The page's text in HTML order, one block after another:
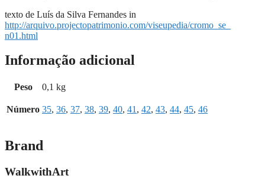
texto de Luís da Silva Fernandes in
http://arquivo.projectopatrimonio.com/viseupedia/cromo_se_
n01.html
Informação adicional
Peso 0,1 kg
Número 35, 36, 37, 38, 39, 40, 41 , 42, 43, 44, 45, 46
Brand
WalkwithArt